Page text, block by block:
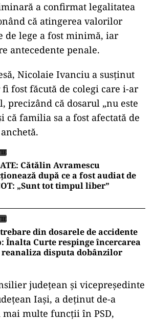
a confirmat legalitatea
că atingerea valorilor
de lege a fost minimă, iar
antecedente penale.
Nicolaie Ivanciu a susținut
fost făcută de colegi care i-ar
precizând că dosarul „nu este
că familia sa a fost afectată de
Cătălin Avramescu
după ce a fost audiat de
„Sunt tot timpul liber”
din dosarele de accidente
Înalta Curte respinge încercarea
reanaliza disputa dobânzilor
județean și vicepreședinte
Iași, a deținut de-a
multe funcții în PSD,